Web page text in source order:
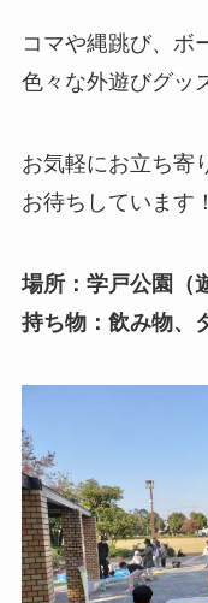
コマや縄跳び、ボ
色々な外遊びグッ
お気軽にお立ち寄
お待ちしています！
場所：学戸公園（
持ち物：飲み物、